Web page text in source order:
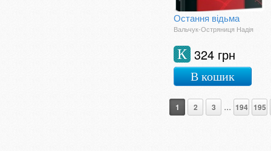
Остання відьма
Вальчук-Остряниця Надія
324 грн
К
В кошик
1 2 3 ... 194 195